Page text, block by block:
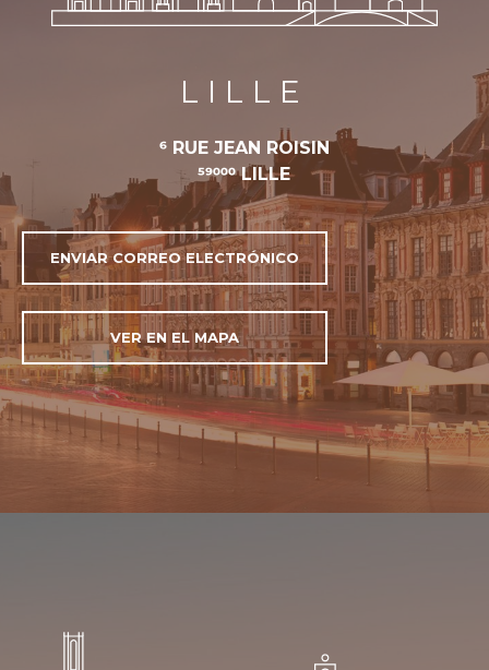
ENVIAR CORREO ELECTRÓNICO
VER EN EL MAPA
LILLE
6 RUE JEAN ROISIN
59000 LILLE